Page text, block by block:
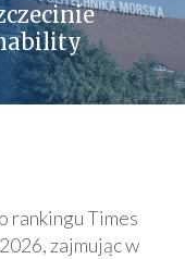
rankingu Times
zajmując w